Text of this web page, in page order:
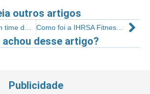
outros artigos
Como foi a IHRSA Fitness Brasil 2022
achou desse artigo?
Publicidade